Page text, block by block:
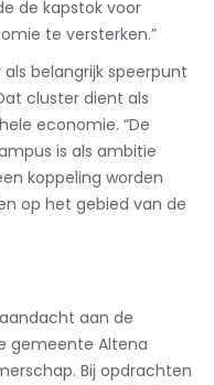
de kapstok voor
te versterken.”
belangrijk speerpunt
cluster dient als
economie. “De
is als ambitie
koppeling worden
op het gebied van de
aan de
gemeente Altena
Bij opdrachten